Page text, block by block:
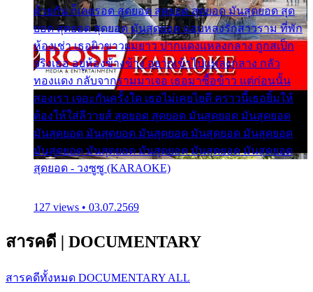
ด้วยกัน ก็เลยรอด สุดยอด สุดยอด สุดยอด มันสุดยอด สุด
ยอด สุดยอด สุดยอด มันสุดยอด แอบหลงรักสาวราม ที่พัก
ห้องเช่า เธอผิวขาวผมยาว ปากแดงแหลงกลาง ถูกสเป็ก
จริงเธอ อยู่ห้องข้างข้าง อยากเข้าไปแหลงกลาง กลัว
ทองแดง กลับจากรามมาเจอ เธอมาซื้อข้าว แต่ก่อนนั้น
สองเรา เจอะกันครั้งใด เธอไม่เคยไยดี คราวนี้เธอยิ้มให้
ต้องให้ใส่ลีวายส์ สุดยอด สุดยอด มันสุดยอด มันสุดยอด
มันสุดยอด มันสุดยอด มันสุดยอด มันสุดยอด มันสุดยอด
มันสุดยอด มันสุดยอด มันสุดยอด มันสุดยอด มันสุดยอด
สุดยอด - วงซูซู (KARAOKE)
127 views • 03.07.2569
สารคดี | DOCUMENTARY
สารคดีทั้งหมด DOCUMENTARY ALL